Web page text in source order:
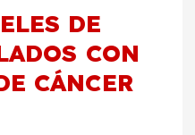
DE
CON
CÁNCER